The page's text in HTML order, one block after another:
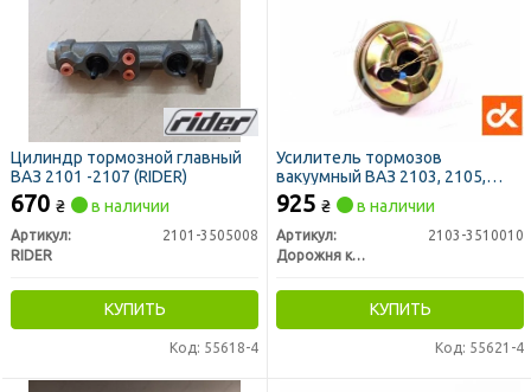
Цилиндр тормозной главный
ВАЗ 2101 -2107 (RIDER)
670 ₴ в наличии
Артикул:
2101-3505008
RIDER
КУПИТЬ
Код: 55618-4
Усилитель тормозов
вакуумный ВАЗ 2103, 2105,
2106, 2107 (ДК)
925 ₴ в наличии
Артикул:
2103-3510010
Дорожня карта
КУПИТЬ
Код: 55621-4